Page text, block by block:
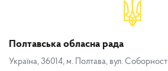
Полтавська обласна рада
Україна, 36014, м. Полтава, вул.